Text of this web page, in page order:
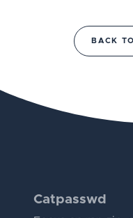
BACK
Catpasswd